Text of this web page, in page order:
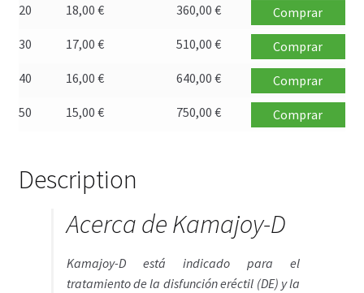
20
18,00 € 360,00 €
Comprar
30
17,00 € 510,00 €
Comprar
40
16,00 € 640,00 €
Comprar
50
15,00 € 750,00 € Comprar
Description
Acerca de Kamajoy-D
Kamajoy-D está indicado para el
tratamiento de la disfunción eréctil (DE) y la